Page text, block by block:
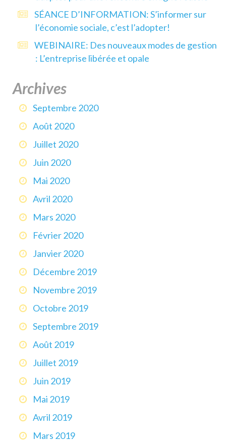
SÉANCE D’INFORMATION: S’informer sur
l’économie sociale, c’est l’adopter!
WEBINAIRE: Des nouveaux modes de gestion
: L’entreprise libérée et opale
Archives
Septembre 2020
Août 2020
Juillet 2020
Juin 2020
Mai 2020
Avril 2020
Mars 2020
Février 2020
Janvier 2020
Décembre 2019
Novembre 2019
Octobre 2019
Septembre 2019
Août 2019
Juillet 2019
Juin 2019
Mai 2019
Avril 2019
Mars 2019